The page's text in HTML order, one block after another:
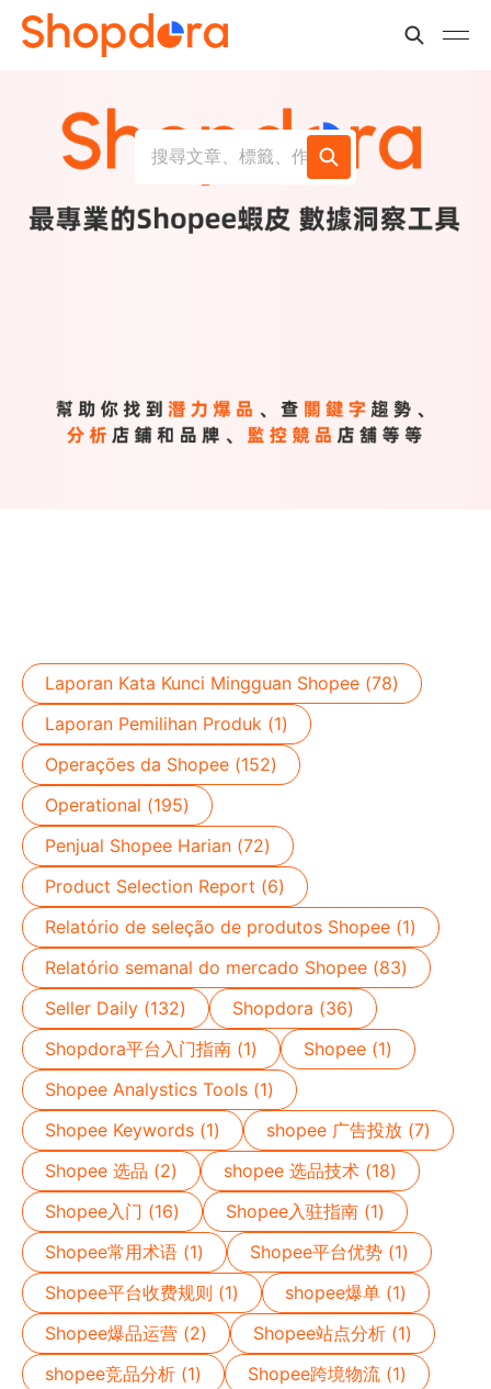
搜尋文章、標籤、作者...
Laporan Kata Kunci Mingguan Shopee (78)
Laporan Pemilihan Produk (1)
Operações da Shopee (152)
Operational (195)
Penjual Shopee Harian (72)
Product Selection Report (6)
Relatório de seleção de produtos Shopee (1)
Relatório semanal do mercado Shopee (83)
Seller Daily (132)
Shopdora (36)
Shopdora平台入门指南 (1)
Shopee (1)
Shopee Analystics Tools (1)
Shopee Keywords (1)
shopee 广告投放 (7)
Shopee 选品 (2)
shopee 选品技术 (18)
Shopee入门 (16)
Shopee入驻指南 (1)
Shopee常用术语 (1)
Shopee平台优势 (1)
Shopee平台收费规则 (1)
shopee爆单 (1)
Shopee爆品运营 (2)
Shopee站点分析 (1)
shopee竞品分析 (1)
Shopee跨境物流 (1)